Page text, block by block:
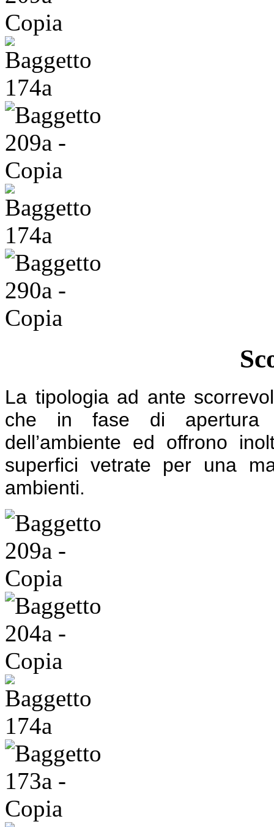
La tipologia ad ante
che in fase di apertura
dell’ambiente ed offrono
superfici vetrate per una
ambienti.